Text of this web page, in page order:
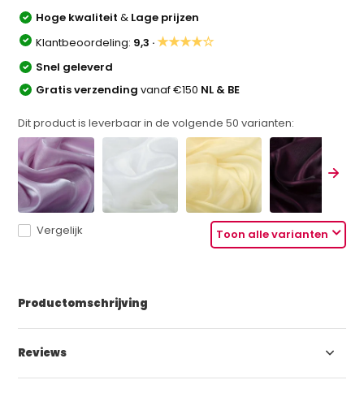
Hoge kwaliteit& Lage prijzen
Klantbeoordeling: 9,3 ·★★★★☆
Snel geleverd
Gratis verzendingvanaf €150 NL & BE
Dit product is leverbaar in de volgende50 varianten:
Toon alle varianten
Vergelijk
Productomschrijving
Reviews